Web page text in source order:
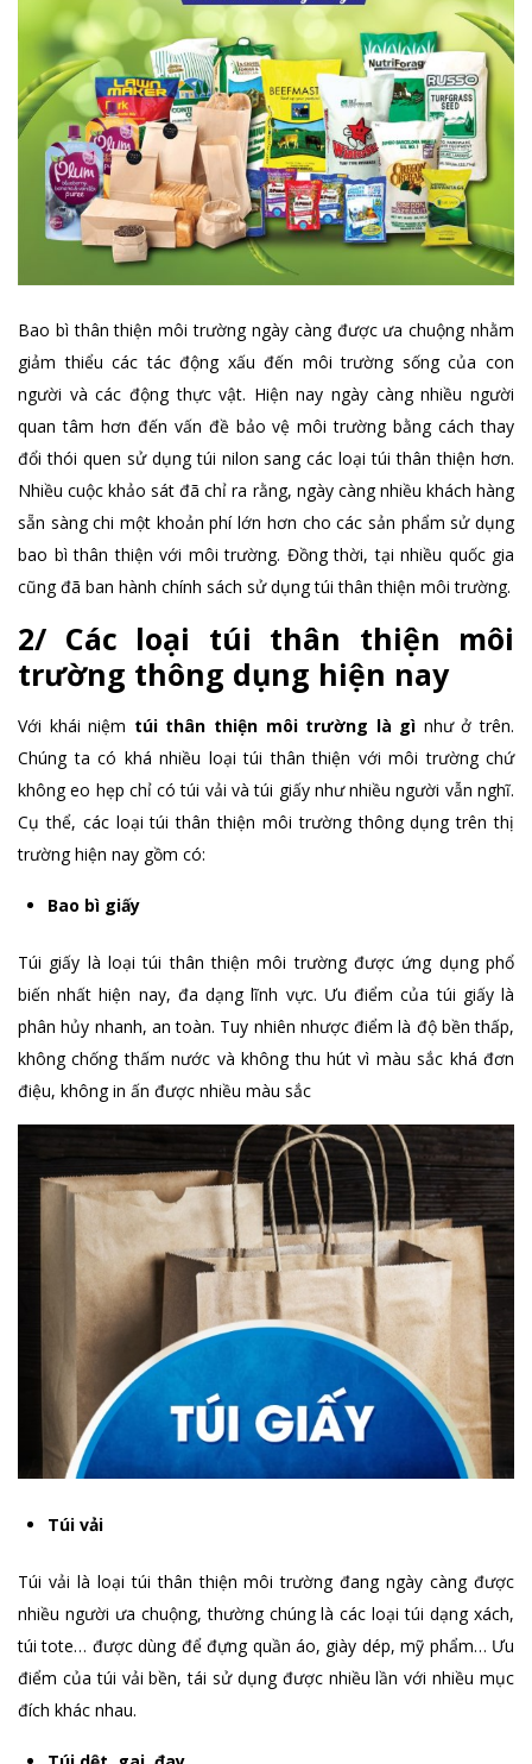
Bao bì thân thiện môi trường ngày càng được ưa chuộng nhằm
giảm thiểu các tác động xấu đến môi trường sống của con
người và các động thực vật. Hiện nay ngày càng nhiều người
quan tâm hơn đến vấn đề bảo vệ môi trường bằng cách thay
đổi thói quen sử dụng túi nilon sang các loại túi thân thiện hơn.
Nhiều cuộc khảo sát đã chỉ ra rằng, ngày càng nhiều khách hàng
sẵn sàng chi một khoản phí lớn hơn cho các sản phẩm sử dụng
bao bì thân thiện với môi trường. Đồng thời, tại nhiều quốc gia
cũng đã ban hành chính sách sử dụng túi thân thiện môi trường.
2/ Các loại túi thân thiện môi
trường thông dụng hiện nay
Với khái niệm túi thân thiện môi trường là gì như ở trên.
Chúng ta có khá nhiều loại túi thân thiện với môi trường chứ
không eo hẹp chỉ có túi vải và túi giấy như nhiều người vẫn nghĩ.
Cụ thể, các loại túi thân thiện môi trường thông dụng trên thị
trường hiện nay gồm có:
Bao bì giấy
Túi giấy là loại túi thân thiện môi trường được ứng dụng phổ
biến nhất hiện nay, đa dạng lĩnh vực. Ưu điểm của túi giấy là
phân hủy nhanh, an toàn. Tuy nhiên nhược điểm là độ bền thấp,
không chống thấm nước và không thu hút vì màu sắc khá đơn
điệu, không in ấn được nhiều màu sắc
Túi vải
Túi vải là loại túi thân thiện môi trường đang ngày càng được
nhiều người ưa chuộng, thường chúng là các loại túi dạng xách,
túi tote… được dùng để đựng quần áo, giày dép, mỹ phẩm… Ưu
điểm của túi vải bền, tái sử dụng được nhiều lần với nhiều mục
đích khác nhau.